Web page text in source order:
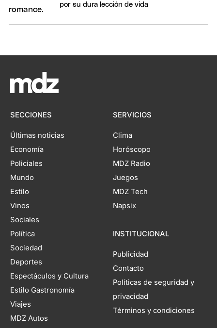
por su dura lección de vida
SECCIONES
Últimas noticias
Economía
Policiales
Mundo
Estilo
Vinos
Sociales
Política
Sociedad
Deportes
Espectáculos y Cultura
Estilo Gastronomía
Viajes
MDZ Autos
SERVICIOS
Clima
Horóscopo
MDZ Radio
Juegos
MDZ Tech
Napsix
INSTITUCIONAL
Publicidad
Contacto
Políticas de seguridad y
privacidad
Términos y condiciones